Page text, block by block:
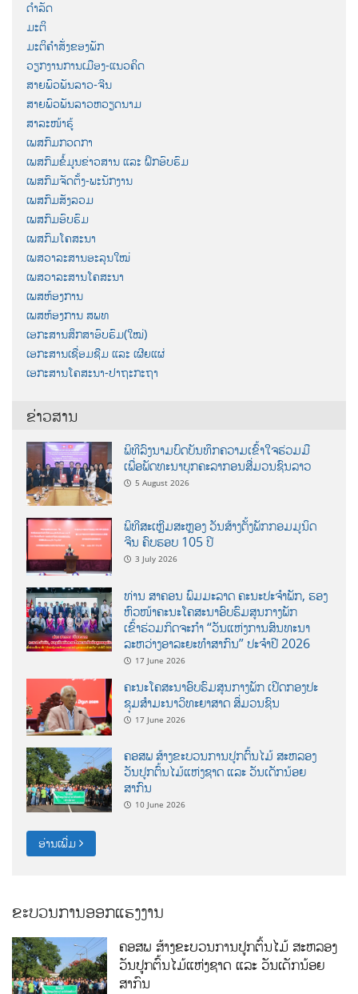
ດຳລັດ
ມະຕິ
ມະຕິຄຳສັ່ງຂອງພັກ
ວຽກງານການເມືອງ-ແນວຄິດ
ສາຍພົວພັນລາວ-ຈີນ
ສາຍພົວພັນລາວຫວຽດນາມ
ສາລະໜ້າຮູ້
ເພສກົມກວດກາ
ເພສກົມຂໍ້ມູນຂ່າວສານ ແລະ ຝຶກອົບຮົມ
ເພສກົມຈັດຕັ້ງ-ພະນັກງານ
ເພສກົມສັງລວມ
ເພສກົມອົບຮົມ
ເພສກົມໂຄສະນາ
ເພສວາລະສານອະລຸນໃໝ່
ເພສວາລະສານໂຄສະນາ
ເພສຫ້ອງການ
ເພສຫ້ອງການ ສພທ
ເອກະສານສຶກສາອົບຮົມ(ໃໝ່)
ເອກະສານເຊື່ອມຊືມ ແລະ ເຜີຍແຜ່
ເອກະສານໂຄສະນາ-ປາຖະກະຖາ
ຂ່າວສານ
ພິທີລົງນາມບົດບັນທຶກຄວາມເຂົ້າໃຈຮ່ວມມື
ເພື່ອພັດທະນາບຸກຄະລາກອນສື່ມວນຊົນລາວ
5 August 2026
ພິທີສະເຫຼີມສະຫຼອງ ວັນສ້າງຕັ້ງພັກກອມມູນິດ
ຈີນ ຄົບຮອບ 105 ປີ
3 July 2026
ທ່ານ ສາຄອນ ພົມມະລາດ ຄະນະປະຈໍາພັກ, ຮອງ
ຫົວໜ້າຄະນະໂຄສະນາອົບຮົມສູນກາງພັກ
ເຂົ້າຮ່ວມກິດຈະກຳ “ວັນແຫ່ງການສົນທະນາ
ລະຫວ່າງອາລະຍະທຳສາກົນ” ປະຈຳປີ 2026
17 June 2026
ຄະນະໂຄສະນາອົບຮົມສູນກາງພັກ ເປີດກອງປະ
ຊຸມສຳມະນາວິທະຍາສາດ ສຶ່ມວນຊົນ
17 June 2026
ຄອສພ ສ້າງຂະບວນການປູກຕົ້ນໄມ້ ສະຫລອງ
ວັນປູກຕົ້ນໄມ້ແຫ່ງຊາດ ແລະ ວັນເດັກນ້ອຍ
ສາກົນ
10 June 2026
ອ່ານເພີ່ມ
ຂະບວນການອອກແຮງງານ
ຄອສພ ສ້າງຂະບວນການປູກຕົ້ນໄມ້ ສະຫລອງ
ວັນປູກຕົ້ນໄມ້ແຫ່ງຊາດ ແລະ ວັນເດັກນ້ອຍ
ສາກົນ